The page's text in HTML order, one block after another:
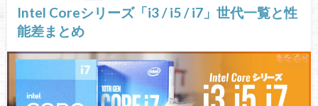
Intel Coreシリーズ「i3 / i5 / i7」世代一覧と性
能差まとめ